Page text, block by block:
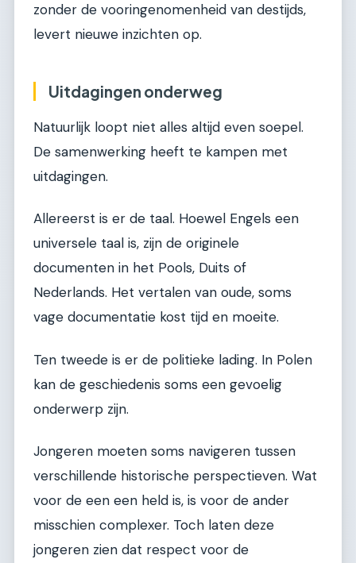
zonder de vooringenomenheid van destijds,
levert nieuwe inzichten op.
Uitdagingen onderweg
Natuurlijk loopt niet alles altijd even soepel.
De samenwerking heeft te kampen met
uitdagingen.
Allereerst is er de taal. Hoewel Engels een
universele taal is, zijn de originele
documenten in het Pools, Duits of
Nederlands. Het vertalen van oude, soms
vage documentatie kost tijd en moeite.
Ten tweede is er de politieke lading. In Polen
kan de geschiedenis soms een gevoelig
onderwerp zijn.
Jongeren moeten soms navigeren tussen
verschillende historische perspectieven. Wat
voor de een een held is, is voor de ander
misschien complexer. Toch laten deze
jongeren zien dat respect voor de